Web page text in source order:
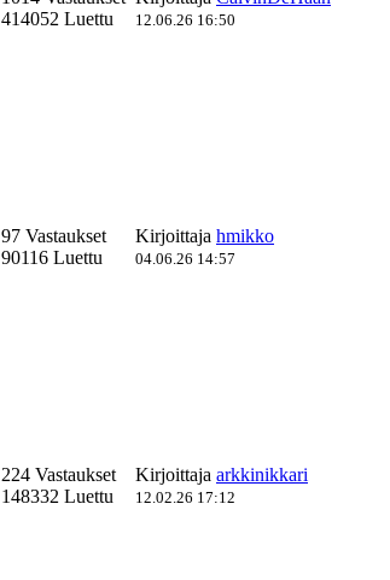
414052 Luettu
12.06.26 16:50
97 Vastaukset
90116 Luettu
Kirjoittaja hmikko
04.06.26 14:57
224 Vastaukset
148332 Luettu
Kirjoittaja arkkinikkari
12.02.26 17:12